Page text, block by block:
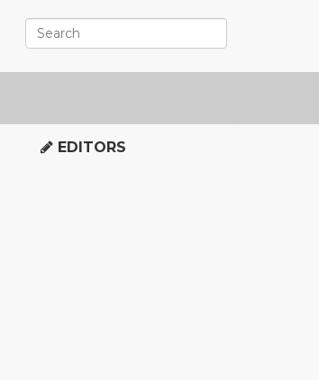
EDITORS